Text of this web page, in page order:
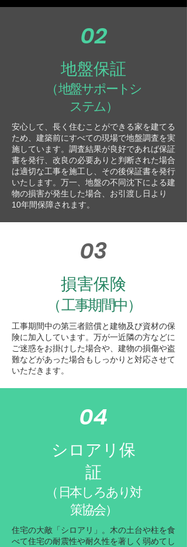
02
地盤保証
（地盤サポートシ
ステム）
安心して、長く住むことができる家を建てる
ため、建築前にすべての現場で地盤調査を実
施しています。調査結果が良好であれば保証
書を発行、改良の必要ありと判断された場合
は適切な工事を施工し、その後保証書を発行
いたします。万一、地盤の不同沈下による建
物の損害が発生した場合、お引渡し日より
10年間保障されます。
03
損害保険
（工事期間中）
工事期間中の第三者賠償と建物及び資材の保
険に加入しています。万が一近隣の方などに
ご迷惑をお掛けした場合や、建物の損傷や盗
難などがあった場合もしっかりと対応させて
いただきます。
04
シロアリ保
証
（ 日本しろあり対
策協会）
住宅の大敵「シロアリ」。木の土台や柱を食
べて住宅の耐震性や耐久性を著しく弱めてし